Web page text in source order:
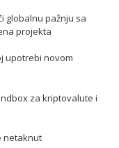
globalnu pažnju sa
projekta
upotrebi novom
za kriptovalute i
netaknut